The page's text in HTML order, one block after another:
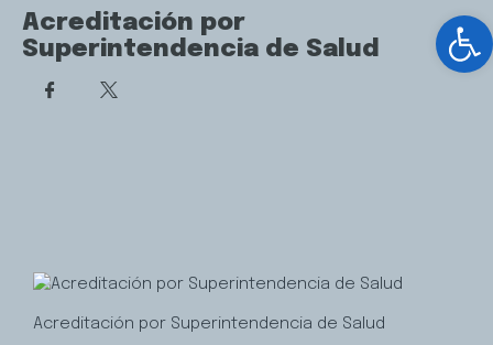
Acreditación por
Superintendencia de Salud
Acreditación por Superintendencia de Salud